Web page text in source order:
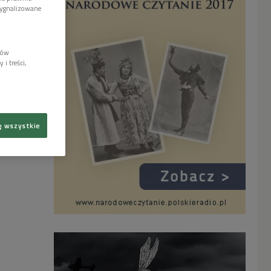
i treści,
wszystkie